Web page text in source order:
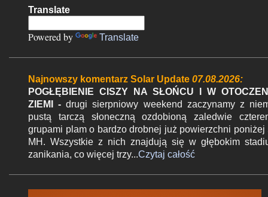
Translate
Powered by Translate
Najnowszy komentarz Solar Update 07.08.2026:
POGŁĘBIENIE CISZY NA SŁOŃCU I W
ZIEMI - drugi sierpniowy weekend zaczynamy z
pustą tarczą słoneczną ozdobioną zaledwie
grupami plam o bardzo drobnej już powierzchni poniżej
MH. Wszystkie z nich znajdują się w głębokim
zanikania, co więcej trzy...Czytaj całość